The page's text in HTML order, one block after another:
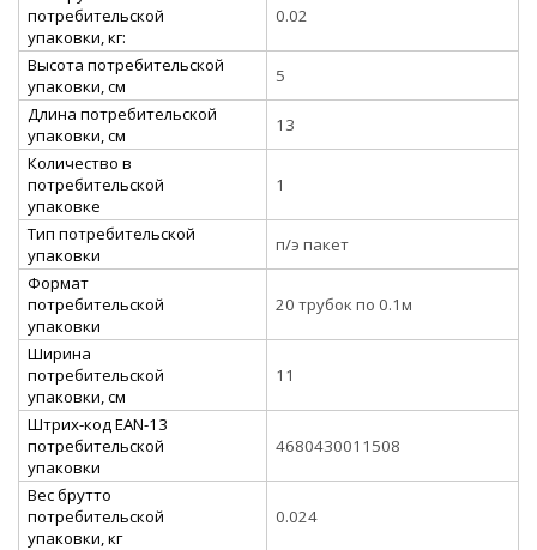
потребительской
упаковки, кг:
0.02
Высота потребительской
упаковки, см
5
Длина потребительской
упаковки, см
13
Количество в
потребительской
упаковке
1
Тип потребительской
упаковки
п/э пакет
Формат
потребительской
упаковки
20 трубок по 0.1м
Ширина
потребительской
упаковки, см
11
Штрих-код EAN-13
потребительской
упаковки
4680430011508
Вес брутто
потребительской
упаковки, кг
0.024